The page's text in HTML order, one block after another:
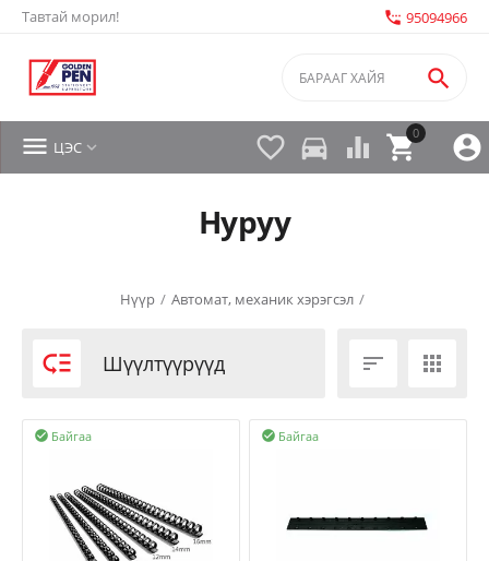
Тавтай морил! settings_phone 95094966


0

 directions_car 
 ЦЭС 
Нуруу
Нүүр / Автомат, механик хэрэгсэл /
 Шүүлтүүрүүд  
Байгаа
 Байгаа
